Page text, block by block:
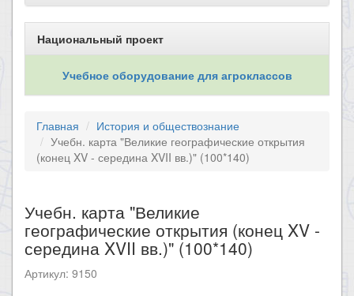
Национальный проект
Учебное оборудование для агроклассов
Главная
История и обществознание
Учебн. карта "Великие географические открытия
(конец XV - середина XVII вв.)" (100*140)
Учебн. карта "Великие
географические открытия (конец XV -
середина XVII вв.)" (100*140)
Артикул: 9150